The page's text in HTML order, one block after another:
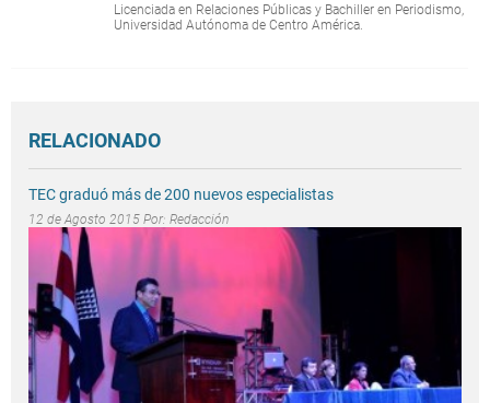
Licenciada en Relaciones Públicas y Bachiller en Periodismo,
Universidad Autónoma de Centro América.
RELACIONADO
TEC graduó más de 200 nuevos especialistas
12 de Agosto 2015 Por: Redacción